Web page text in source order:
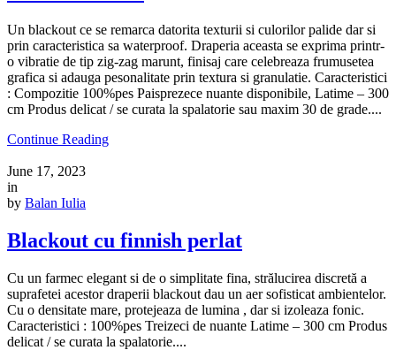
Un blackout ce se remarca datorita texturii si culorilor palide dar si
prin caracteristica sa waterproof. Draperia aceasta se exprima printr-
o vibratie de tip zig-zag marunt, finisaj care celebreaza frumusetea
grafica si adauga pesonalitate prin textura si granulatie. Caracteristici
: Compozitie 100%pes Paisprezece nuante disponibile, Latime – 300
cm Produs delicat / se curata la spalatorie sau maxim 30 de grade....
Continue Reading
June 17, 2023
in
by Balan Iulia
Blackout cu finnish perlat
Cu un farmec elegant si de o simplitate fina, strălucirea discretă a
suprafetei acestor draperii blackout dau un aer sofisticat ambientelor.
Cu o densitate mare, protejeaza de lumina , dar si izoleaza fonic.
Caracteristici : 100%pes Treizeci de nuante Latime – 300 cm Produs
delicat / se curata la spalatorie....